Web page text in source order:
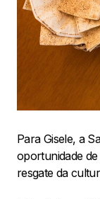
Para Gisele, a
oportunidade
resgate da